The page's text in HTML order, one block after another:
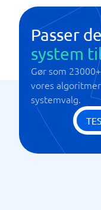
Passer
system
Gør som
vores
systemvalg.